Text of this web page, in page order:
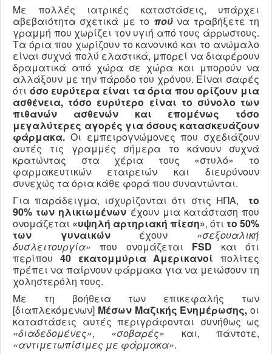
Με πολλές ιατρικές καταστάσεις, υπάρχει
αβεβαιότητα σχετικά με το πούνα τραβήξετε τη
γραμμή που χωρίζει τον υγιή από τους άρρωστους.
Τα όρια που χωρίζουν το κανονικό και το ανώμαλο
είναι συχνά πολύ ελαστικά, μπορεί να διαφέρουν
δραματικά από χώρα σε χώρα και μπορούν να
αλλάξουν με την πάροδο του χρόνου. Είναι σαφές
ότι όσο ευρύτερα είναι τα όρια που ορίζουν μια
ασθένεια, τόσο ευρύτερο είναι το σύνολο των
πιθανών ασθενών και επομένως τόσο
μεγαλύτερες αγορές για όσους κατασκευάζουν
φάρμακα. Οι εμπειρογνώμονες που σχεδιάζουν
αυτές τις γραμμές σήμερα το κάνουν συχνά
κρατώντας στα χέρια τους «στυλό» το
φαρμακευτικών εταιρειών και διευρύνουν
συνεχώς τα όρια κάθε φορά που συναντώνται.
Για παράδειγμα, ισχυρίζονται ότι στις ΗΠΑ, το
90% των ηλικιωμένων έχουν μια κατάσταση που
ονομάζεται «υψηλή αρτηριακή πίεση», ότι το 50%
των γυναικώνέχουν «σεξουαλική
δυσλειτουργία» που ονομάζεται FSD και ότι
περίπου 40 εκατομμύρια Αμερικανοί πολίτες
πρέπει να παίρνουν φάρμακα για να μειώσουν τη
χοληστερόλη τους.
Με τη βοήθεια των επικεφαλής των
[διαπλεκόμενων] Μέσων Μαζικής Ενημέρωσης, οι
καταστάσεις αυτές περιγράφονται συνήθως ως
«διαδεδομένες», «σοβαρές» και, πάντοτε,
«αντιμετωπίσιμες με φάρμακα».